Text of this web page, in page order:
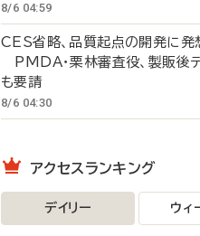
8/6 04:59
CES省略、品質起点の開発に
PMDA・栗林審査役、製販後
も要請
8/6 04:30
アクセスランキング
デイリー ウィ